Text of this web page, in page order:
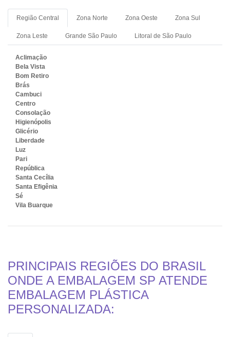
Região Central Zona Norte Zona Oeste Zona Sul
Zona Leste Grande São Paulo Litoral de São Paulo
Aclimação
Bela Vista
Bom Retiro
Brás
Cambuci
Centro
Consolação
Higienópolis
Glicério
Liberdade
Luz
Pari
República
Santa Cecília
Santa Efigênia
Sé
Vila Buarque
PRINCIPAIS REGIÕES DO BRASIL
ONDE A EMBALAGEM SP ATENDE
EMBALAGEM PLÁSTICA
PERSONALIZADA: